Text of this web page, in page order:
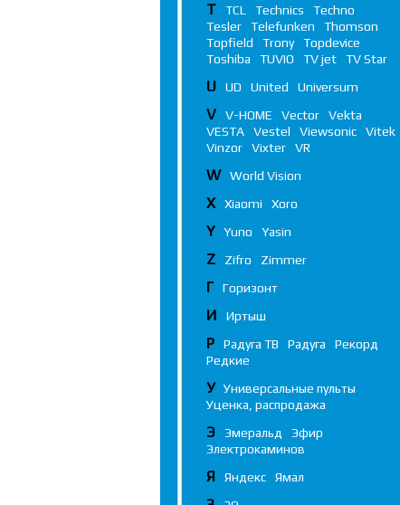
T TCL Technics
Techno
Tesler
Telefunken
Thomson
Topfield
Trony
Topdevice
Toshiba
TUVIO TV jet TV Star
U UD United Universum
V V-HOME Vector
Vekta
VESTA
Vestel Viewsonic
Vitek
Vinzor
Vixter VR
W World Vision
X Xiaomi Xoro
Y Yuno Yasin
Z Zifro Zimmer
Г Горизонт
И Иртыш
Р Радуга ТВ Радуга
Рекорд
Редкие
У
Универсальные пульты
Уценка, распродажа
Э Эмеральд
Эфир
Электрокаминов
Я Яндекс Ямал